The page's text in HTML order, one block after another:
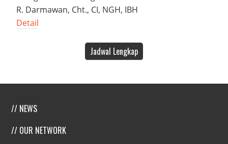
R. Darmawan, Cht., CI, NGH, IBH
Detail
Jadwal Lengkap
// NEWS
// OUR NETWORK